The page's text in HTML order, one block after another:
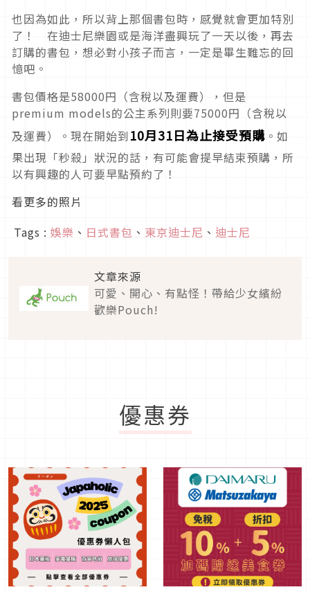
也因為如此，所以背上那個書包時，感覺就會更加特別
了！ 在迪士尼樂園或是海洋盡興玩了一天以後，再去
訂購的書包，想必對小孩子而言，一定是畢生難忘的回
憶吧。
書包價格是58000円（含稅以及運費），但是
premium models的公主系列則要75000円（含稅以
及運費）。現在開始到10月31日為止接受預購 。如
果出現「秒殺」狀況的話，有可能會提早結束預購，所
以有興趣的人可要早點預約了！
看更多的照片
Tags : 娛樂 、 日式書包 、 東京迪士尼 、 迪士尼
文章來源
可愛、開心、有點怪！帶給少女繽紛
歡樂Pouch!
優惠券